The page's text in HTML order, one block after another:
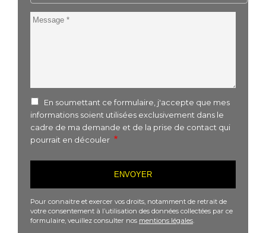
Message
En soumettant ce formulaire, j'accepte que mes
informations soient utilisées exclusivement dans le
cadre de ma demande et de la prise de contact qui
pourrait en découler
Pour connaitre et exercer vos droits, notamment de retrait de
votre consentement à l’utilisation des données collectées par ce
formulaire, veuillez consulter nos mentions légales